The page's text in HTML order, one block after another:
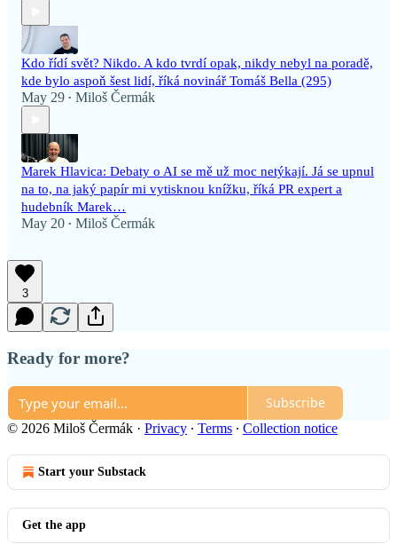
Kdo řídí svět? Nikdo. A kdo tvrdí opak, nikdy nebyl na poradě,
kde bylo aspoň šest lidí, říká novinář Tomáš Bella (295)
May 29 • Miloš Čermák
Marek Hlavica: Debaty o AI se mě už moc netýkají. Já se upnul
na to, na jaký papír mi vytisknou knížku, říká PR expert a
hudebník Marek…
May 20 • Miloš Čermák
3
Ready for more?
Subscribe
© 2026 Miloš Čermák · Privacy ∙ Terms ∙ Collection notice
Start your Substack
Get the app